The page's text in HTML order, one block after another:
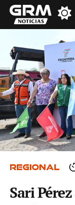
REGIONAL
Sari